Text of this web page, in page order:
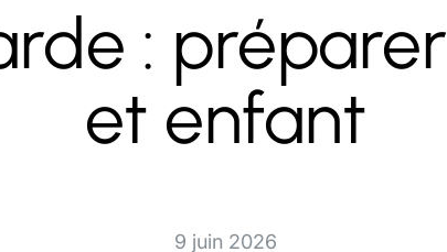
:
et enfant
9 juin 2026